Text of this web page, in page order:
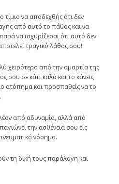
να αποδεχθής ότι δεν
από αυτό το πάθος και να
να ισχυρίζεσαι ότι αυτό δεν
τραγικό λάθος σου!
χειρότερο από την αμαρτία της
σου σε κάτι καλό και το κάνεις
ατόπημα και προσπαθείς να το
από αδυναμία, αλλά από
την ασθένειά σου εις
νόσημα.
τη δική τους παράλογη και